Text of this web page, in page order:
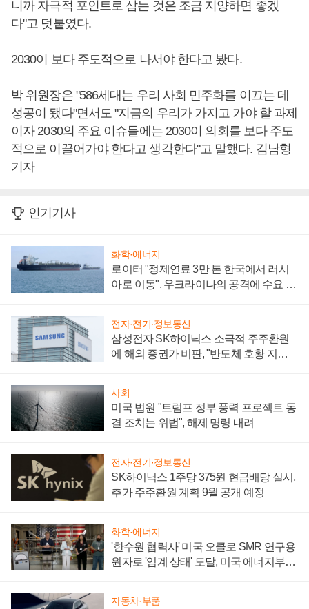
니까 자극적 포인트로 삼는 것은 조금 지양하면 좋겠
다"고 덧붙였다.
2030이 보다 주도적으로 나서야 한다고 봤다.
박 위원장은 "586세대는 우리 사회 민주화를 이끄는 데
성공이 됐다"면서도 "지금의 우리가 가지고 가야 할 과제
이자 2030의 주요 이슈들에는 2030이 의회를 보다 주도
적으로 이끌어가야 한다고 생각한다"고 말했다. 김남형
기자
인기기사
화학·에너지
로이터 "정제연료 3만 톤 한국에서 러시
아로 이동", 우크라이나의 공격에 수요 늘
전자·전기·정보통신
삼성전자 SK하이닉스 소극적 주주환원
에 해외 증권가 비판, "반도체 호황 지속
사회
미국 법원 "트럼프 정부 풍력 프로젝트 동
결 조치는 위법", 해제 명령 내려
전자·전기·정보통신
SK하이닉스 1주당 375원 현금배당 실시,
추가 주주환원 계획 9월 공개 예정
화학·에너지
'한수원 협력사' 미국 오클로 SMR 연구용
원자로 '임계 상태' 도달, 미국 에너지부
자동차·부품